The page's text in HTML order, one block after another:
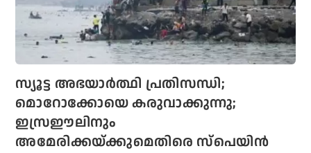
സ്യൂട്ട അഭയാര്‍ത്ഥി പ്രതിസന്ധി;
മൊറോക്കോയെ കരുവാക്കുന്നു;
ഇസ്രഈലിനും
അമേരിക്കയ്ക്കുമെതിരെ സ്‌പെയിന്‍